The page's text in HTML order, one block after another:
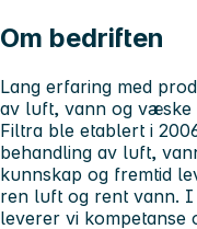
Om bedriften
Lang erfaring med
av luft, vann og væske
Filtra ble etablert i
behandling av luft,
kunnskap og fremtid
ren luft og rent vann.
leverer vi kompetanse